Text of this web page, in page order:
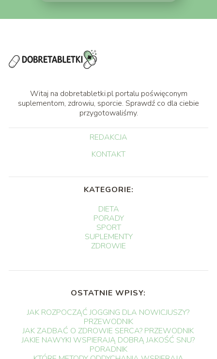
Witaj na dobretabletki.pl portalu poświęconym
suplementom, zdrowiu, sporcie. Sprawdź co dla ciebie
przygotowaliśmy.
REDAKCJA
KONTAKT
KATEGORIE:
DIETA
PORADY
SPORT
SUPLEMENTY
ZDROWIE
OSTATNIE WPISY:
JAK ROZPOCZĄĆ JOGGING DLA NOWICJUSZY?
PRZEWODNIK
JAK ZADBAĆ O ZDROWIE SERCA? PRZEWODNIK
JAKIE NAWYKI WSPIERAJĄ DOBRĄ JAKOŚĆ SNU?
PORADNIK